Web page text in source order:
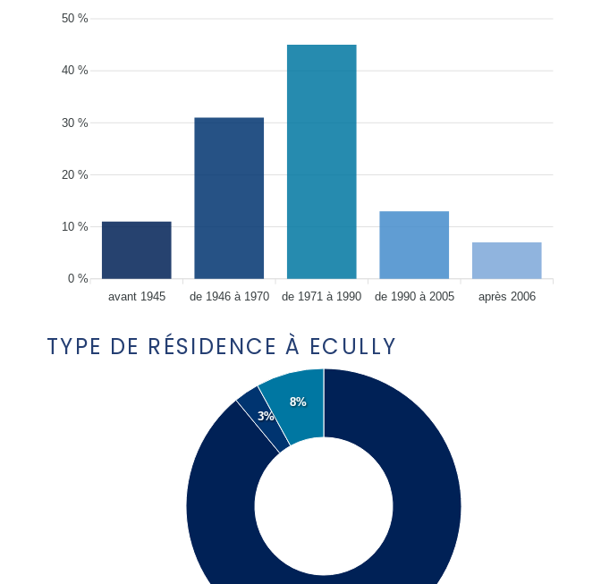
50 %
40 %
30 %
20 %
10 %
0 %
avant 1945
de 1946 à 1970 de 1971 à 1990 de 1990 à 2005 après 2006
TYPE DE RÉSIDENCE À ECULLY
3%
8%